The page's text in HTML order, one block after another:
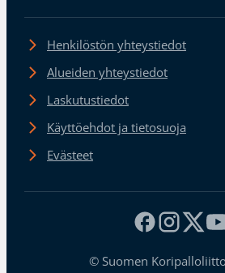
Henkilöstön yhteystiedot
Alueiden yhteystiedot
Laskutustiedot
Käyttöehdot ja tietosuoja
Evästeet
© Suomen